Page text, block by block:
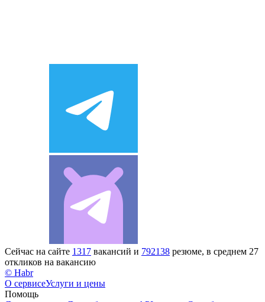
Сейчас на сайте 1317 вакансий и 792138 резюме, в среднем 27
откликов на вакансию
© Habr
О сервисеУслуги и цены
Помощь